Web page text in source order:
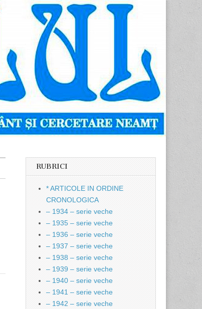
RUBRICI
* ARTICOLE IN ORDINE
CRONOLOGICA
– 1934 – serie veche
– 1935 – serie veche
– 1936 – serie veche
– 1937 – serie veche
– 1938 – serie veche
– 1939 – serie veche
– 1940 – serie veche
– 1941 – serie veche
– 1942 – serie veche